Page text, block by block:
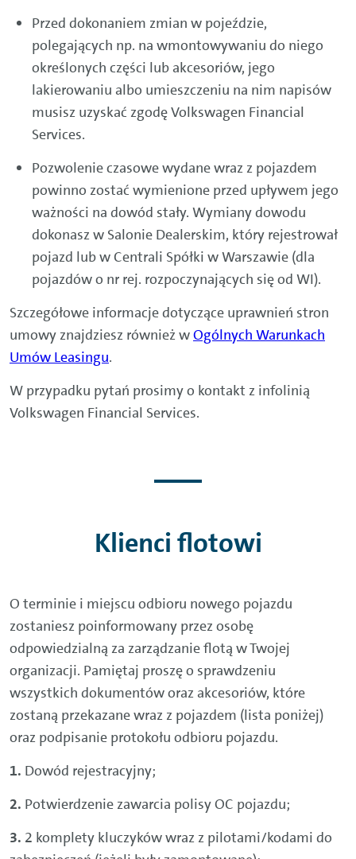
Przed dokonaniem zmian w pojeździe,
polegających np. na wmontowywaniu do niego
określonych części lub akcesoriów, jego
lakierowaniu albo umieszczeniu na nim napisów
musisz uzyskać zgodę Volkswagen Financial
Services.
Pozwolenie czasowe wydane wraz z pojazdem
powinno zostać wymienione przed upływem jego
ważności na dowód stały. Wymiany dowodu
dokonasz w Salonie Dealerskim, który rejestrował
pojazd lub w Centrali Spółki w Warszawie (dla
pojazdów o nr rej. rozpoczynających się od WI).
Szczegółowe informacje dotyczące uprawnień stron
umowy znajdziesz również wOgólnych Warunkach
Umów Leasingu.
W przypadku pytań prosimy o kontakt z infolinią
Volkswagen Financial Services.
Klienci flotowi
O terminie i miejscu odbioru nowego pojazdu
zostaniesz poinformowany przez osobę
odpowiedzialną za zarządzanie flotą w Twojej
organizacji. Pamiętaj proszę o sprawdzeniu
wszystkich dokumentów oraz akcesoriów, które
zostaną przekazane wraz z pojazdem (lista poniżej)
oraz podpisanie protokołu odbioru pojazdu.
Dowód rejestracyjny;
Potwierdzenie zawarcia polisy OC pojazdu;
2 komplety kluczyków wraz z pilotami/kodami do